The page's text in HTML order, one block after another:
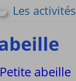
Les activités
Petite abeille